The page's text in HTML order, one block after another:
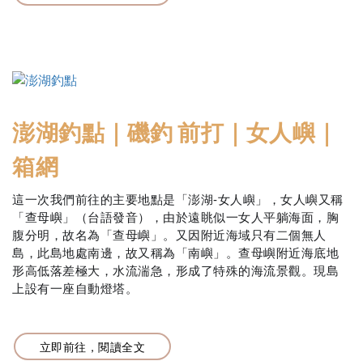
澎湖釣點｜磯釣 前打｜女人嶼｜
箱網
這一次我們前往的主要地點是「澎湖-女人嶼」，女人嶼又稱
「查母嶼」（台語發音），由於遠眺似一女人平躺海面，胸
腹分明，故名為「查母嶼」。又因附近海域只有二個無人
島，此島地處南邊，故又稱為「南嶼」。查母嶼附近海底地
形高低落差極大，水流湍急，形成了特殊的海流景觀。現島
上設有一座自動燈塔。
立即前往，閱讀全文